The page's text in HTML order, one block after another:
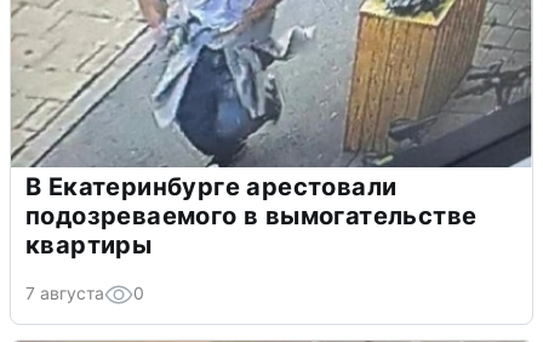
В Екатеринбурге арестовали
подозреваемого в вымогательстве
квартиры
7 августа 0